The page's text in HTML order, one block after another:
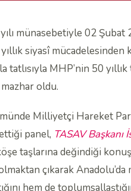
münasebetiyle 02
siyasî
tatlısıyla MHP’nin 50
oldu.
Milliyetçi Hareket
panel, TASAV Başkanı
taşlarına değindiği
çıkarak
hem de